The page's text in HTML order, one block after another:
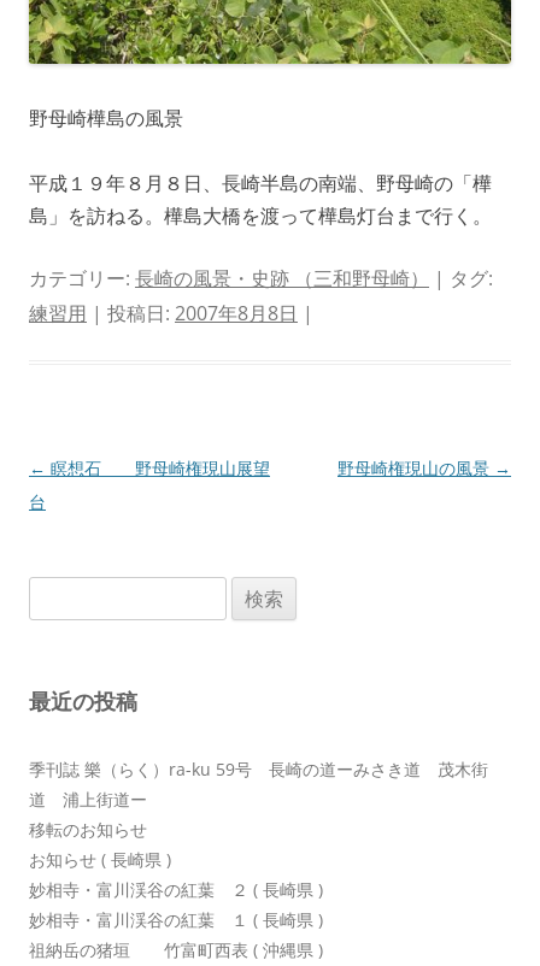
野母崎樺島の風景
平成１９年８月８日、長崎半島の南端、野母崎の「樺
島」を訪ねる。樺島大橋を渡って樺島灯台まで行く。
カテゴリー: 長崎の風景・史跡 （三和野母崎）
| タグ:
練習用 | 投稿日: 2007年8月8日 |
投
稿
ョ
← 瞑想石 野母崎権現山展望
台
野母崎権現山の風景 →
索:
最近の投稿
季刊誌 樂（らく）ra-ku 59号 長崎の道ーみさき道 茂木街
道 浦上街道ー
移転のお知らせ
お知らせ ( 長崎県 )
妙相寺・富川渓谷の紅葉 ２ ( 長崎県 )
妙相寺・富川渓谷の紅葉 １ ( 長崎県 )
祖納岳の猪垣 竹富町西表 ( 沖縄県 )